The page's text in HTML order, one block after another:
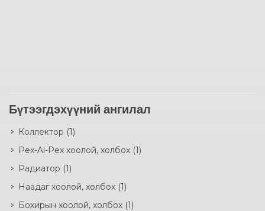
Бүтээгдэхүүний ангилал
Коллектор (1)
Pex-Al-Pex хоолой, холбох (1)
Радиатор (1)
Наадаг хоолой, холбох (1)
Бохирын хоолой, холбох (1)